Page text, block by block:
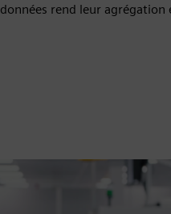
rend leur agrégation